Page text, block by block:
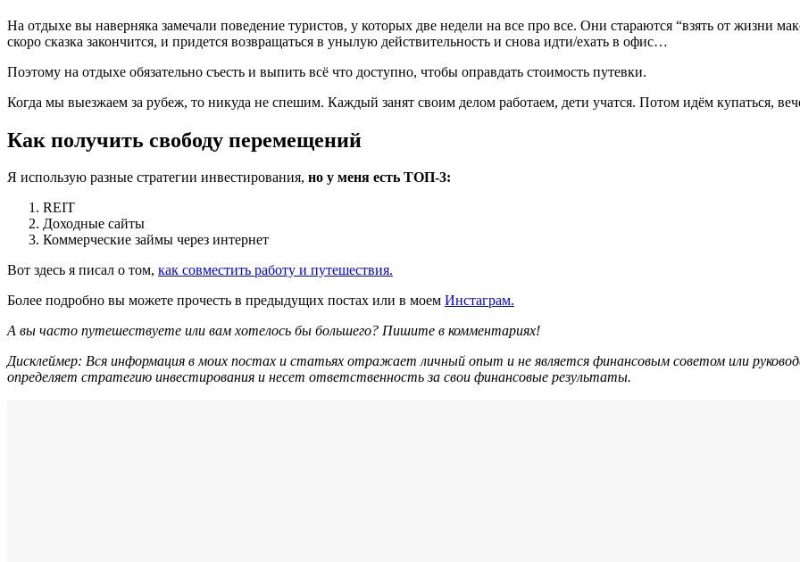
На отдыхе вы наверняка замечали поведение туристов, у которых две недели на все про все. Они стараются “взять от жизни
скоро сказка закончится, и придется возвращаться в унылую действительность и снова идти/ехать в офис…
Поэтому на отдыхе обязательно съесть и выпить всё что доступно, чтобы оправдать стоимость путевки.
Когда мы выезжаем за рубеж, то никуда не спешим. Каждый занят своим делом работаем, дети учатся. Потом идём купаться,
Как получить свободу перемещений
Я использую разные стратегии инвестирования, но у меня есть ТОП-3:
REIT
Доходные сайты
Коммерческие займы через интернет
Вот здесь я писал о том, как совместить работу и путешествия.
Более подробно вы можете прочесть в предыдущих постах или в моем Инстаграм.
А вы часто путешествуете или вам хотелось бы большего? Пишите в комментариях!
Дисклеймер: Вся информация в моих постах и статьях отражает личный опыт и не является финансовым советом или
определяет стратегию инвестирования и несет ответственность за свои финансовые результаты.